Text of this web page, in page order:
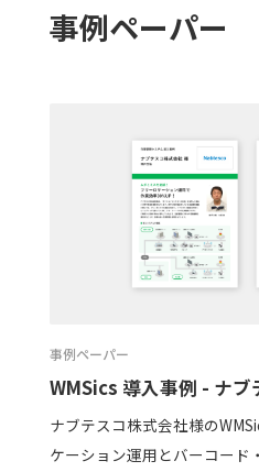
事例ペーパー
事例ペーパー
WMSics 導入事例 - ナ
ナブテスコ株式会社様の
ケーション運用とバーコード